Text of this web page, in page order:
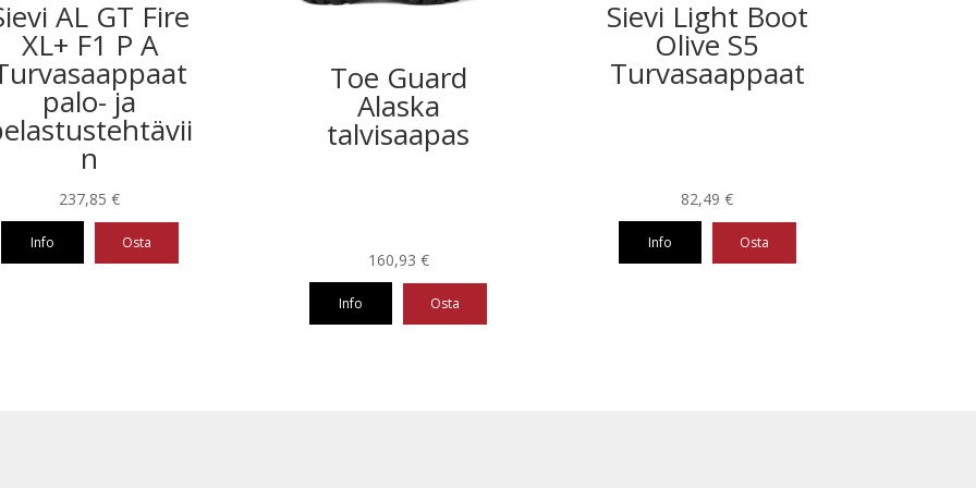
AL GT Fire
XL+ F1 P A
palo- ja
n
237,85€
Info Osta
Toe Guard
Alaska
talvisaapas
160,93 €
Info Osta
Sievi Light Boot
Olive S5
Turvasaappaat
82,49€
Info Osta